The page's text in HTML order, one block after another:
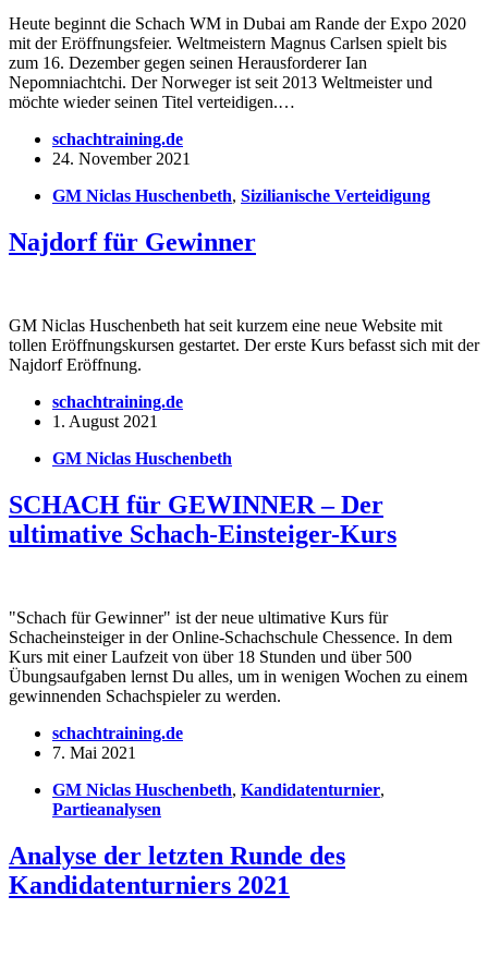
Heute beginnt die Schach WM in Dubai am Rande der Expo 2020
mit der Eröffnungsfeier. Weltmeistern Magnus Carlsen spielt bis
zum 16. Dezember gegen seinen Herausforderer Ian
Nepomniachtchi. Der Norweger ist seit 2013 Weltmeister und
möchte wieder seinen Titel verteidigen.…
schachtraining.de
24. November 2021
GM Niclas Huschenbeth, Sizilianische Verteidigung
Najdorf für Gewinner
GM Niclas Huschenbeth hat seit kurzem eine neue Website mit
tollen Eröffnungskursen gestartet. Der erste Kurs befasst sich mit der
Najdorf Eröffnung.
schachtraining.de
1. August 2021
GM Niclas Huschenbeth
SCHACH für GEWINNER – Der
ultimative Schach-Einsteiger-Kurs
"Schach für Gewinner" ist der neue ultimative Kurs für
Schacheinsteiger in der Online-Schachschule Chessence. In dem
Kurs mit einer Laufzeit von über 18 Stunden und über 500
Übungsaufgaben lernst Du alles, um in wenigen Wochen zu einem
gewinnenden Schachspieler zu werden.
schachtraining.de
7. Mai 2021
GM Niclas Huschenbeth, Kandidatenturnier,
Partieanalysen
Analyse der letzten Runde des
Kandidatenturniers 2021